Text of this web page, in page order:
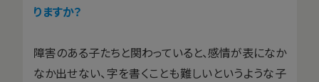
りますか？
障害のある子たちと関わっていると、感情が表になか
なか出せない、字を書くことも難しいというような子